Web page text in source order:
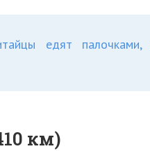
едят
км)